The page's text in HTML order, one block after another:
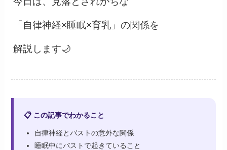
「自律神経×睡眠×育乳」の関係を
解説します🌙
📋 この記事でわかること
自律神経とバストの意外な関係
睡眠中にバストで起きていること